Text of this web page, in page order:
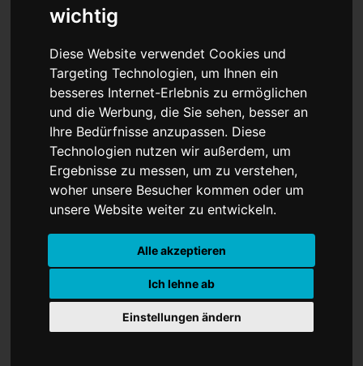
wichtig
Diese Website verwendet Cookies und
Targeting Technologien, um Ihnen ein
besseres Internet-Erlebnis zu ermöglichen
und die Werbung, die Sie sehen, besser an
Ihre Bedürfnisse anzupassen. Diese
Technologien nutzen wir außerdem, um
Ergebnisse zu messen, um zu verstehen,
woher unsere Besucher kommen oder um
unsere Website weiter zu entwickeln.
Alle akzeptieren
Ich lehne ab
Einstellungen ändern
Die Undav Schow -
Deutschland zerlegt
Finnland